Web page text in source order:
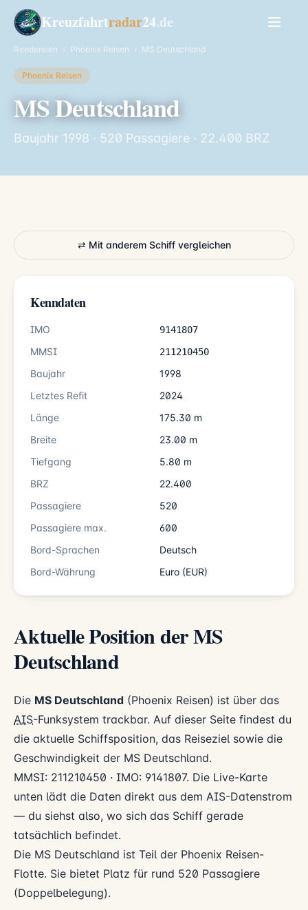
Kreuzfahrtradar24.de
Reedereien › Phoenix Reisen › MS Deutschland
Phoenix Reisen
MS Deutschland
Baujahr 1998 · 520 Passagiere · 22.400 BRZ
⇄ Mit anderem Schiff vergleichen
Kenndaten
IMO 9141807
MMSI 211210450
Baujahr
1998
Letztes Refit
2024
Länge
175.30 m
Breite
23.00 m
Tiefgang
5.80 m
BRZ
22.400
Passagiere
520
Passagiere max.
600
Bord-Sprachen
Deutsch
Bord-Währung
Euro (EUR)
Aktuelle Position der MS
Deutschland
Die MS Deutschland (Phoenix Reisen) ist über das
AIS-Funksystem trackbar. Auf dieser Seite findest du
die aktuelle Schiffsposition, das Reiseziel sowie die
Geschwindigkeit der MS Deutschland.
MMSI: 211210450 · IMO: 9141807. Die Live-Karte
unten lädt die Daten direkt aus dem AIS-Datenstrom
— du siehst also, wo sich das Schiff gerade
tatsächlich befindet.
Die MS Deutschland ist Teil der Phoenix Reisen-
Flotte. Sie bietet Platz für rund 520 Passagiere
(Doppelbelegung).